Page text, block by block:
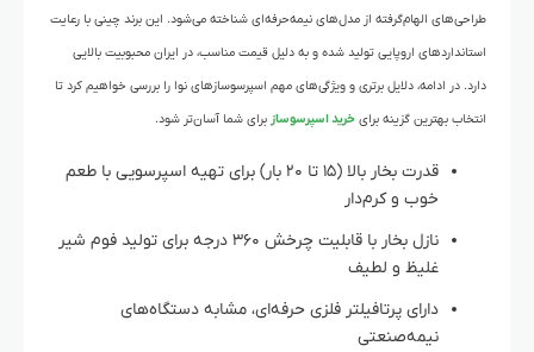
طراحی‌های الهام‌گرفته از مدل‌های نیمه‌حرفه‌ای شناخته می‌شود. این برند چینی با رعایت
استانداردهای اروپایی تولید شده و به دلیل قیمت مناسب، در ایران محبوبیت بالایی
دارد. در ادامه، دلایل برتری و ویژگی‌های مهم اسپرسوسازهای نوا را بررسی خواهیم کرد تا
انتخاب بهترین گزینه برای خرید اسپرسوساز برای شما آسان‌تر شود.
قدرت بخار بالا (۱۵ تا ۲۰ بار) برای تهیه اسپرسویی با طعم
خوب و کرم‌دار
نازل بخار با قابلیت چرخش ۳۶۰ درجه برای تولید فوم شیر
غلیظ و لطیف
دارای پرتافیلتر فلزی حرفه‌ای، مشابه دستگاه‌های
نیمه‌صنعتی